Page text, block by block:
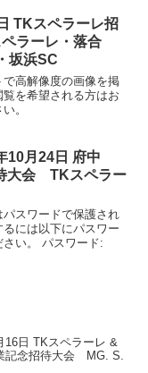
TKスペラーレ招
ラーレ・落合
坂浜SC
高解像度の画像を掲
を希望される方はお
。
10月24日 府中
大会 TKスペラー
スワードで保護され
には以下にパスワー
さい。 パスワード:
16日 TKスペラーレ &
記念招待大会 MG. S.